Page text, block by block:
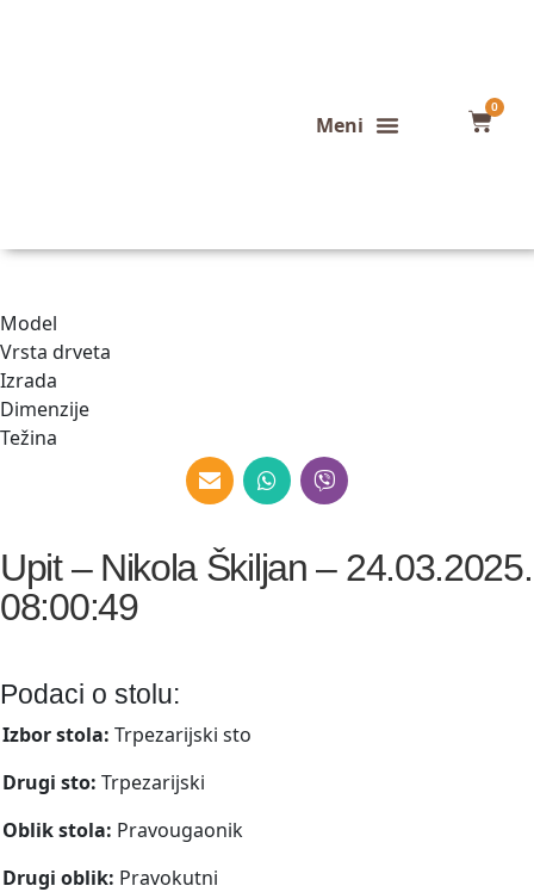
0
Model
Vrsta drveta
Izrada
Dimenzije
Težina
Upit – Nikola Škiljan – 24.03.2025.
08:00:49
Podaci o stolu:
Izbor stola: Trpezarijski sto
Drugi sto: Trpezarijski
Oblik stola: Pravougaonik
Drugi oblik: Pravokutni